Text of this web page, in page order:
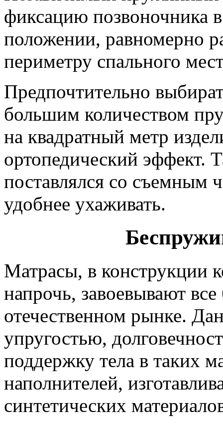
фиксацию позвоночника
положении, равномерно
периметру спального
Предпочтительно
большим количеством
на квадратный метр
ортопедический эффект.
поставлялся со съемным
удобнее ухаживать.
Матрасы, в конструкции
напрочь, завоевывают
отечественном рынке.
упругостью,
поддержку тела в таких
наполнителей,
синтетических